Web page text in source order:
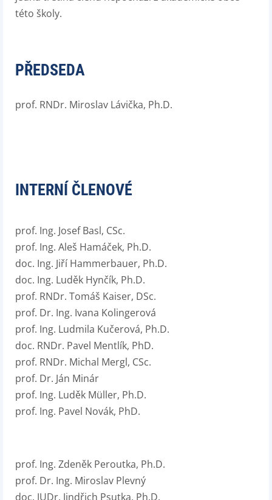
této školy.
PŘEDSEDA
prof. RNDr. Miroslav Lávička, Ph.D.
INTERNÍ ČLENOVÉ
prof. Ing. Josef Basl, CSc.
prof. Ing. Aleš Hamáček, Ph.D.
doc. Ing. Jiří Hammerbauer, Ph.D.
doc. Ing. Luděk Hynčík, Ph.D.
prof. RNDr. Tomáš Kaiser, DSc.
prof. Dr. Ing. Ivana Kolingerová
prof. Ing. Ludmila Kučerová, Ph.D.
doc. RNDr. Pavel Mentlík, PhD.
prof. RNDr. Michal Mergl, CSc.
prof. Dr. Ján Minár
prof. Ing. Luděk Müller, Ph.D.
prof. Ing. Pavel Novák, PhD.
prof. Ing. Zdeněk Peroutka, Ph.D.
prof. Dr. Ing. Miroslav Plevný
doc. JUDr. Jindřich Psutka, Ph.D.